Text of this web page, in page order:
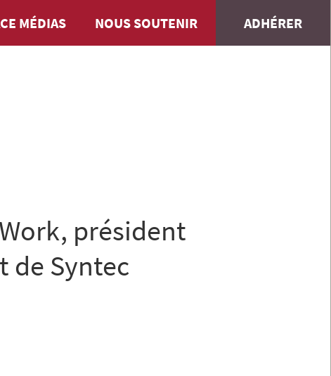
MÉDIAS NOUS SOUTENIR ADHÉRER
président
de Syntec